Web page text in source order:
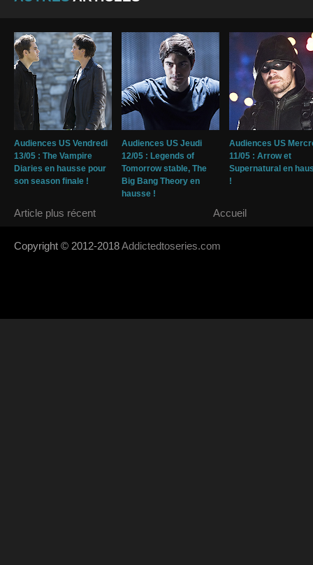
Audiences US Vendredi
13/05 : The Vampire
Diaries en hausse pour
son season finale !
Audiences US Jeudi
12/05 : Legends of
Tomorrow stable, The
Big Bang Theory en
hausse !
Audiences US
11/05 : Arrow et
Supernatural en
!
Article plus récent Accueil
Copyright © 2012-2018Addictedtoseries.com